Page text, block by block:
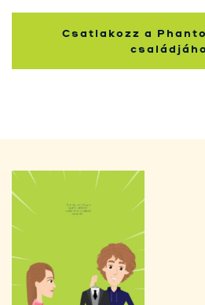
Csatlakozz a